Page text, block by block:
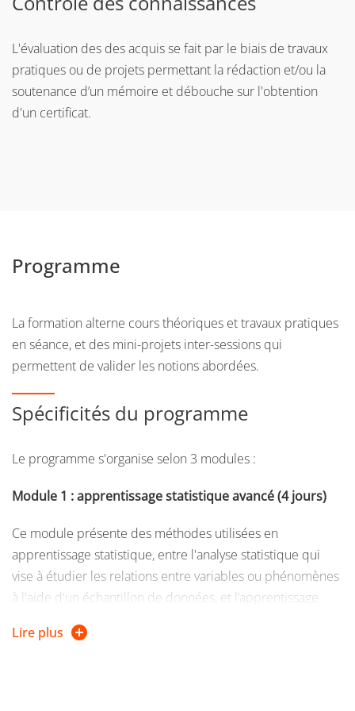
L'évaluation des des acquis se fait par le biais de travaux
pratiques ou de projets permettant la rédaction et/ou la
soutenance d’un mémoire et débouche sur l'obtention
d'un certificat.
Programme
La formation alterne cours théoriques et travaux pratiques
en séance, et des mini-projets inter-sessions qui
permettent de valider les notions abordées.
Spécificités du programme
Le programme s'organise selon 3 modules :
Module 1 : apprentissage statistique avancé (4 jours)
Ce module présente des méthodes utilisées en
apprentissage statistique, entre l'analyse statistique qui
vise à étudier les relations entre variables ou phénomènes
à l'aide d'un échantillon de données, et l’apprentissage
prédictive à partir de données observées.
Lire plus